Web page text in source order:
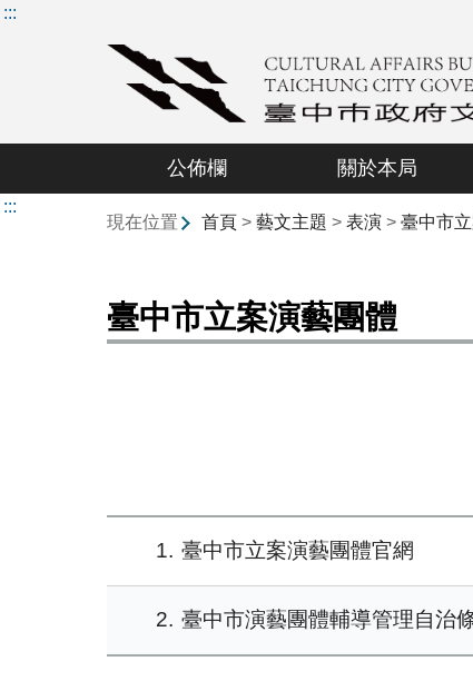
:::
公佈欄 關於本局
:::
現在位置
首頁> 藝文主題 > 表演> 臺中市
臺中市立案演藝團體
1 臺中市立案演藝團體官網
2 臺中市演藝團體輔導管理自治